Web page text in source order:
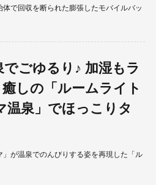
で回収を断られた膨張したモバイルバッ
ごゆるり♪ 加湿もラ
しの「ルームライト
温泉」でほっこりタ
が温泉でのんびりする姿を再現した「ル